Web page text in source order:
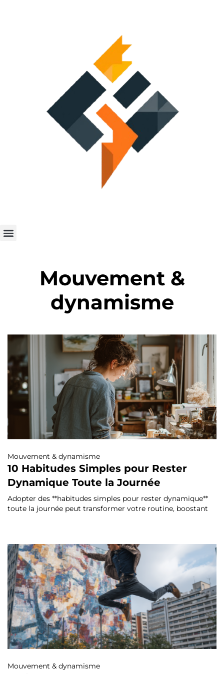
Mouvement &
dynamisme
Mouvement & dynamisme
10 Habitudes Simples pour Rester
Dynamique Toute la Journée
Adopter des **habitudes simples pour rester dynamique**
toute la journée peut transformer votre routine, boostant
Mouvement & dynamisme